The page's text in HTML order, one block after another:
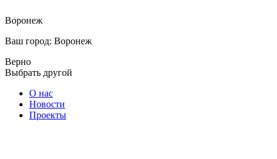
Воронеж
Ваш город: Воронеж
Верно
Выбрать другой
О нас
Новости
Проекты